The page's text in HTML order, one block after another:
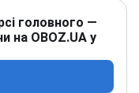
головного —
на OBOZ.UA у